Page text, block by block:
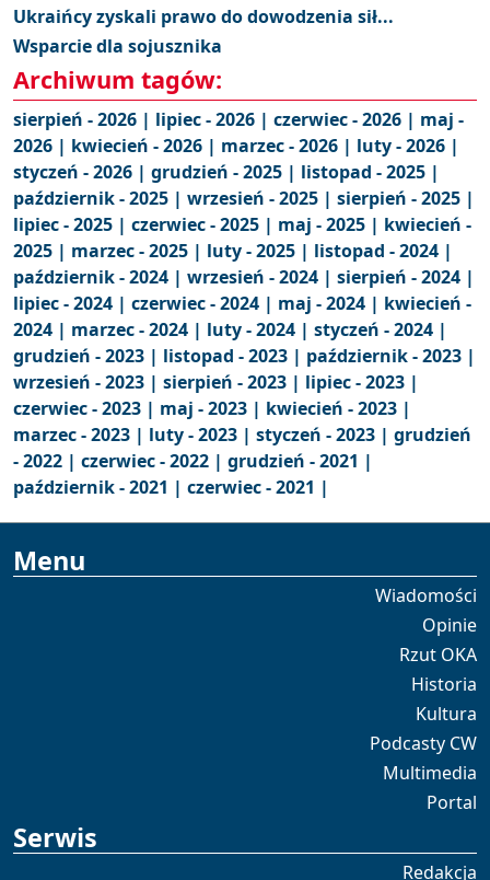
Ukraińcy zyskali prawo do dowodzenia sił...
Wsparcie dla sojusznika
Archiwum tagów:
sierpień - 2026 | lipiec - 2026 | czerwiec - 2026 | maj -
2026 | kwiecień - 2026 | marzec - 2026 | luty - 2026 |
styczeń - 2026 | grudzień - 2025 | listopad - 2025 |
październik - 2025 | wrzesień - 2025 | sierpień - 2025 |
lipiec - 2025 | czerwiec - 2025 | maj - 2025 | kwiecień -
2025 | marzec - 2025 | luty - 2025 | listopad - 2024 |
październik - 2024 | wrzesień - 2024 | sierpień - 2024 |
lipiec - 2024 | czerwiec - 2024 | maj - 2024 | kwiecień -
2024 | marzec - 2024 | luty - 2024 | styczeń - 2024 |
grudzień - 2023 | listopad - 2023 | październik - 2023 |
wrzesień - 2023 | sierpień - 2023 | lipiec - 2023 |
czerwiec - 2023 | maj - 2023 | kwiecień - 2023 |
marzec - 2023 | luty - 2023 | styczeń - 2023 | grudzień
- 2022 | czerwiec - 2022 | grudzień - 2021 |
październik - 2021 | czerwiec - 2021 |
Menu
Wiadomości
Opinie
Rzut OKA
Historia
Kultura
Podcasty CW
Multimedia
Portal
Serwis
Redakcja